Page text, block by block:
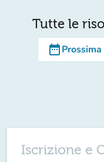
Tutte le
date_range
Iscrizione e